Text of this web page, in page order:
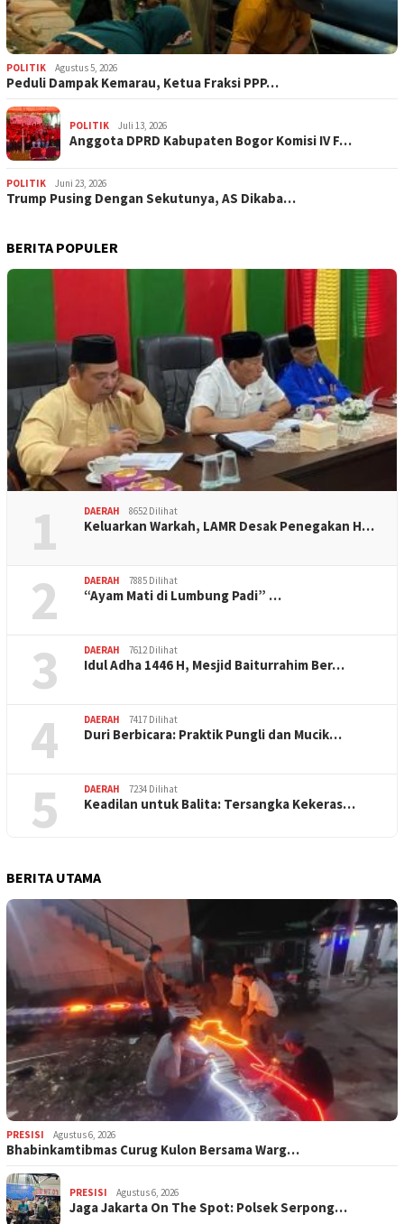
POLITIK Agustus 5, 2026
‎Peduli Dampak Kemarau, Ketua Fraksi PPP…
POLITIK Juli 13, 2026
Anggota DPRD Kabupaten Bogor Komisi IV F…
POLITIK Juni 23, 2026
Trump Pusing Dengan Sekutunya, AS Dikaba…
BERITA POPULER
1 DAERAH 8652 Dilihat
Keluarkan Warkah, LAMR Desak Penegakan H…
2 DAERAH 7885 Dilihat
“Ayam Mati di Lumbung Padi” …
3 DAERAH 7612 Dilihat
Idul Adha 1446 H, Mesjid Baiturrahim Ber…
4 DAERAH 7417 Dilihat
Duri Berbicara: Praktik Pungli dan Mucik…
5 DAERAH 7234 Dilihat
Keadilan untuk Balita: Tersangka Kekeras…
BERITA UTAMA
PRESISI Agustus 6, 2026
Bhabinkamtibmas Curug Kulon Bersama Warg…
PRESISI Agustus 6, 2026
Jaga Jakarta On The Spot: Polsek Serpong…